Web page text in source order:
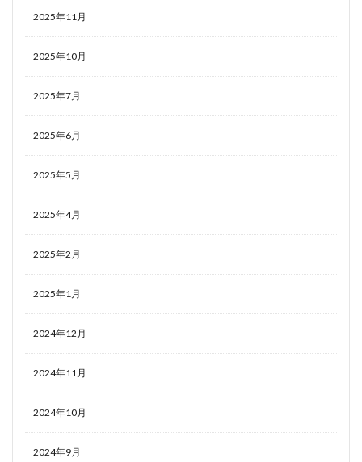
2025年11月
2025年10月
2025年7月
2025年6月
2025年5月
2025年4月
2025年2月
2025年1月
2024年12月
2024年11月
2024年10月
2024年9月